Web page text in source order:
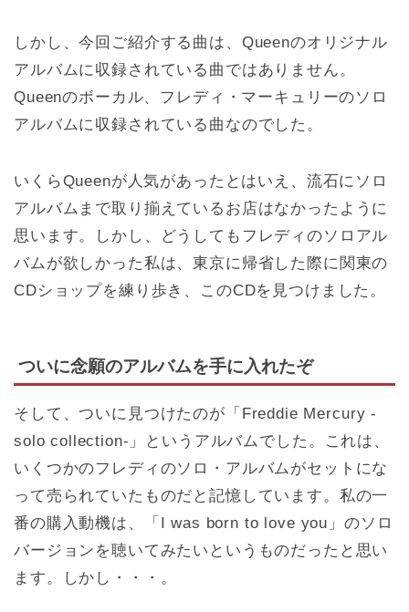
しかし、今回ご紹介する曲は、Queenのオリジナル
アルバムに収録されている曲ではありません。
Queenのボーカル、フレディ・マーキュリーのソロ
アルバムに収録されている曲なのでした。
いくらQueenが人気があったとはいえ、流石にソロ
アルバムまで取り揃えているお店はなかったように
思います。しかし、どうしてもフレディのソロアル
バムが欲しかった私は、東京に帰省した際に関東の
CDショップを練り歩き、このCDを見つけました。
ついに念願のアルバムを手に入れたぞ
そして、ついに見つけたのが「Freddie Mercury -
solo collection-」というアルバムでした。これは、
いくつかのフレディのソロ・アルバムがセットにな
って売られていたものだと記憶しています。私の一
番の購入動機は、「I was born to love you」のソロ
バージョンを聴いてみたいというものだったと思い
ます。しかし・・・。